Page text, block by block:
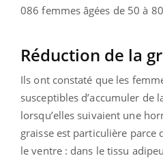
086 femmes âgées de 50 à
Réduction de la
Ils ont constaté que les
susceptibles d’accumuler de
lorsqu’elles suivaient une
graisse est particulière parce
le ventre : dans le tissu